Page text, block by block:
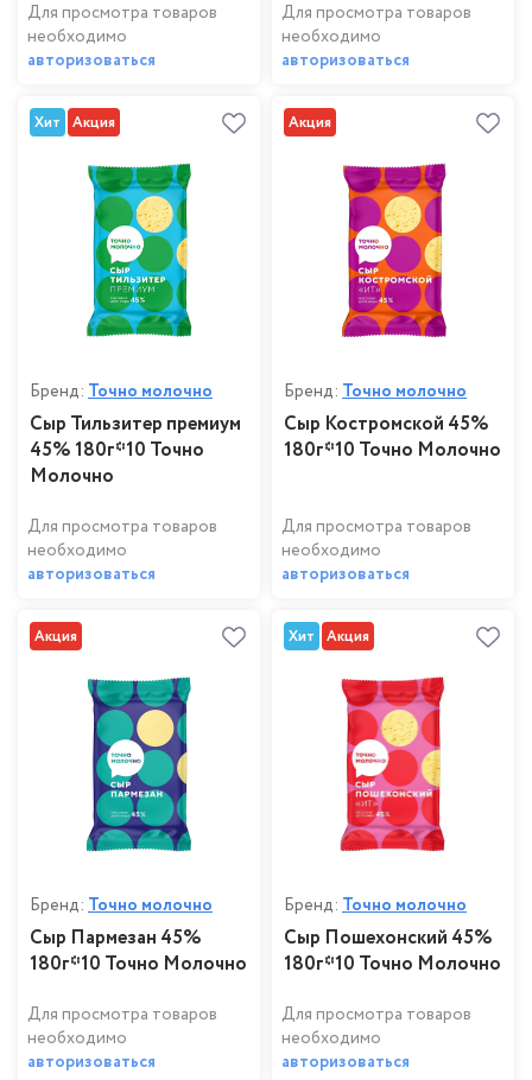
Для просмотра товаров
необходимо
авторизоваться
Для просмотра товаров
необходимо
авторизоваться
Хит Акция
Бренд: Точно молочно
Сыр Тильзитер премиум
45% 180г*10 Точно
Молочно
Для просмотра товаров
необходимо
авторизоваться
Акция
Бренд: Точно молочно
Сыр Костромской 45%
180г*10 Точно Молочно
Для просмотра товаров
необходимо
авторизоваться
Акция
Бренд: Точно молочно
Сыр Пармезан 45%
180г*10 Точно Молочно
Для просмотра товаров
необходимо
авторизоваться
Хит Акция
Бренд: Точно молочно
Сыр Пошехонский 45%
180г*10 Точно Молочно
Для просмотра товаров
необходимо
авторизоваться